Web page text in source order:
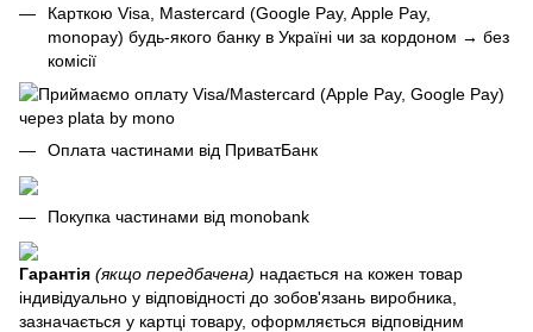
Карткою Visa, Mastercard (Google Pay, Apple Pay,
monopay) будь-якого банку в Україні чи за кордоном → без
комісії
Оплата частинами від ПриватБанк
Покупка частинами від monobank
Гарантія (якщо передбачена) надається на кожен товар
індивідуально у відповідності до зобов'язань виробника,
зазначається у картці товару, оформляється відповідним